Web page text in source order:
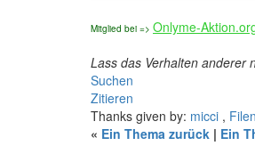
Mitglied bei => Onlyme-
Lass das Verhalten anderer
Suchen
Zitieren
Thanks given by: micci ,
« Ein Thema zurück | Ein